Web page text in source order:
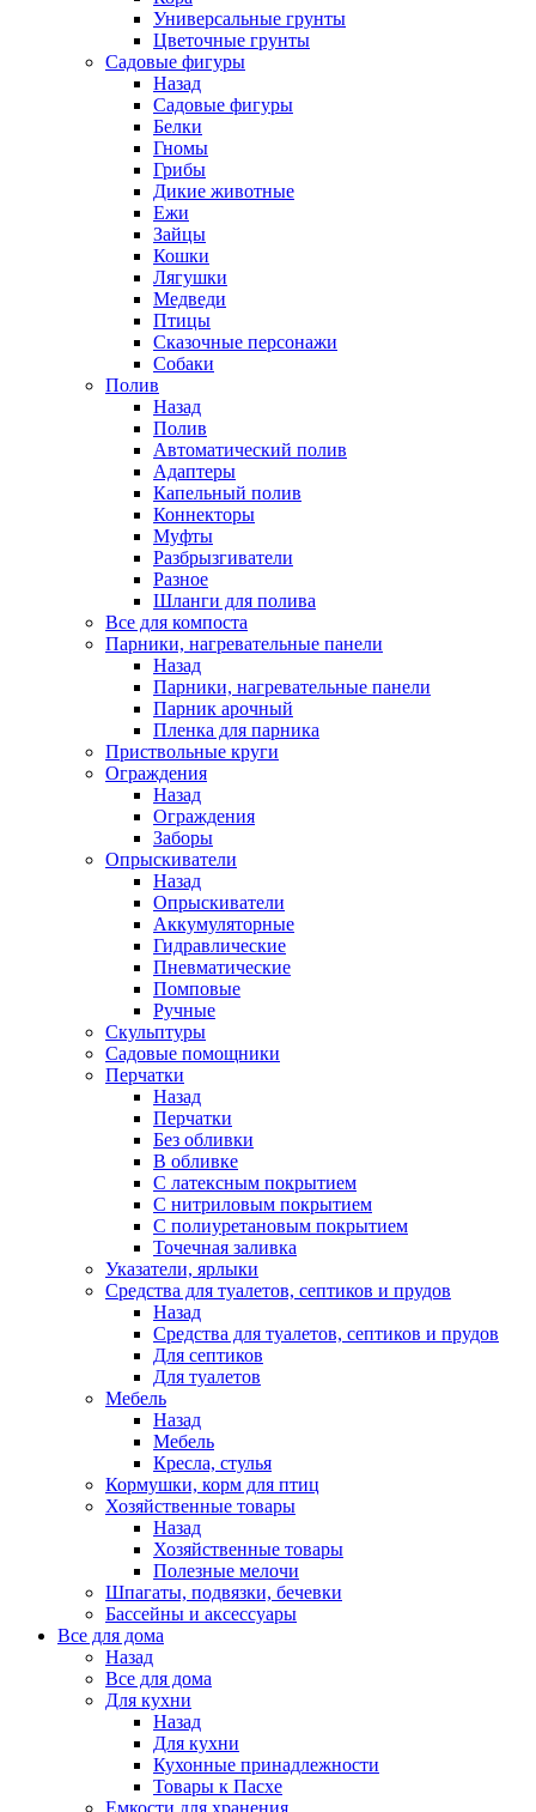
Универсальные грунты
Цветочные грунты
Садовые фигуры
Назад
Садовые фигуры
Белки
Гномы
Грибы
Дикие животные
Ежи
Зайцы
Кошки
Лягушки
Медведи
Птицы
Сказочные персонажи
Собаки
Полив
Назад
Полив
Автоматический полив
Адаптеры
Капельный полив
Коннекторы
Муфты
Разбрызгиватели
Разное
Шланги для полива
Все для компоста
Парники, нагревательные панели
Назад
Парники, нагревательные панели
Парник арочный
Пленка для парника
Приствольные круги
Ограждения
Назад
Ограждения
Заборы
Опрыскиватели
Назад
Опрыскиватели
Аккумуляторные
Гидравлические
Пневматические
Помповые
Ручные
Скульптуры
Садовые помощники
Перчатки
Назад
Перчатки
Без обливки
В обливке
С латексным покрытием
С нитриловым покрытием
С полиуретановым покрытием
Точечная заливка
Указатели, ярлыки
Средства для туалетов, септиков и прудов
Назад
Средства для туалетов, септиков и прудов
Для септиков
Для туалетов
Мебель
Назад
Мебель
Кресла, стулья
Кормушки, корм для птиц
Хозяйственные товары
Назад
Хозяйственные товары
Полезные мелочи
Шпагаты, подвязки, бечевки
Бассейны и аксессуары
Все для дома
Назад
Все для дома
Для кухни
Назад
Для кухни
Кухонные принадлежности
Товары к Пасхе
Емкости для хранения